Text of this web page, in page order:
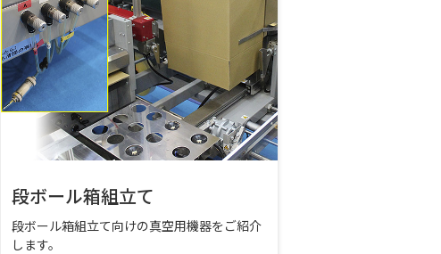
段ボール箱組立て
段ボール箱組立て向けの真空用機器をご紹介
します。